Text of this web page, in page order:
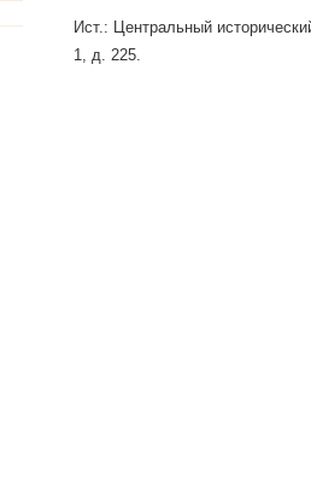
Ист.: Центральный
1, д. 225.